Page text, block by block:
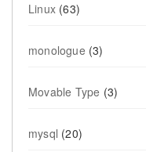
Linux (63)
monologue (3)
Movable Type (3)
mysql (20)